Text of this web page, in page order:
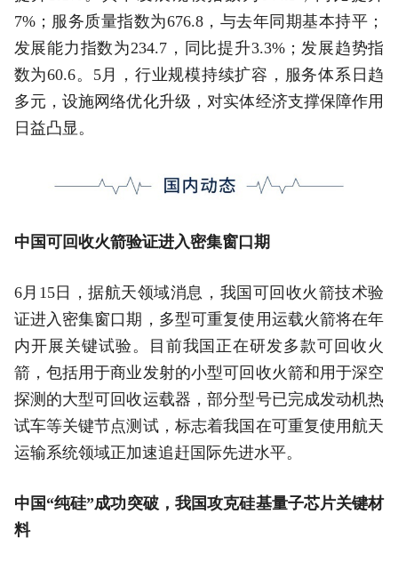
7%；服务质量指数为676.8，与去年同期基本持平；
发展能力指数为234.7，同比提升3.3%；发展趋势指
数为60.6。5月，行业规模持续扩容，服务体系日趋
多元，设施网络优化升级，对实体经济支撑保障作用
日益凸显。
中国可回收火箭验证进入密集窗口期
6月15日，据航天领域消息，我国可回收火箭技术验
证进入密集窗口期，多型可重复使用运载火箭将在年
内开展关键试验。目前我国正在研发多款可回收火
箭，包括用于商业发射的小型可回收火箭和用于深空
探测的大型可回收运载器，部分型号已完成发动机热
试车等关键节点测试，标志着我国在可重复使用航天
运输系统领域正加速追赶国际先进水平。
中国“纯硅”成功突破，我国攻克硅基量子芯片关键材
料